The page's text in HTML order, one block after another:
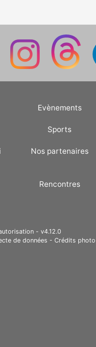
Evènements
Sports
Nos partenaires
Rencontres
- v4.12.0
de données - Crédits photo